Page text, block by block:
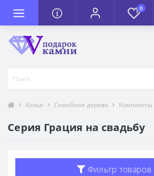
0
Колье Семейное дерево Комплекты
Серия Грация на свадьбу
Фильтр товаров